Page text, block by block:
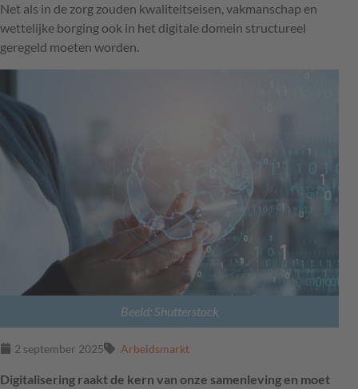
Net als in de zorg zouden kwaliteitseisen, vakmanschap en
wettelijke borging ook in het digitale domein structureel
geregeld moeten worden.
Beeld: Shutterstock
2 september 2025 Arbeidsmarkt
Digitalisering raakt de kern van onze samenleving en moet